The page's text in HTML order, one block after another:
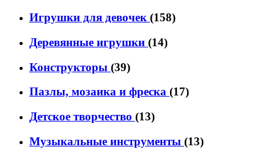
Игрушки для девочек (158)
Деревянные игрушки (14)
Конструкторы (39)
Пазлы, мозаика и фреска (17)
Детское творчество (13)
Музыкальные инструменты (13)